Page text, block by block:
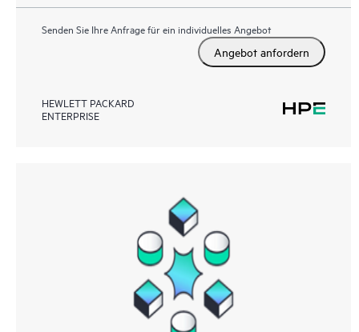
Senden Sie Ihre Anfrage für ein individuelles Angebot
Angebot anfordern
HEWLETT PACKARD
ENTERPRISE